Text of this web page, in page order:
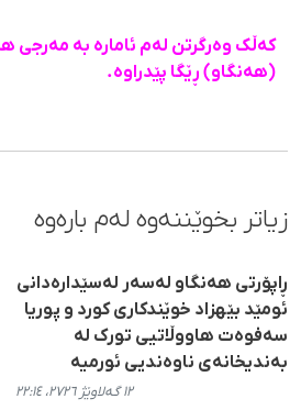
کەڵک وەرگرتن لەم ئامارە بە مەرجی
(هەنگاو) ڕێگا پێدراوە.
زیاتر بخوێننەوە لەم بارەوە
ڕاپۆرتی هەنگاو لەسەر لەسێدارەدانی
ئومێد بێهزاد خوێندکاری کورد و پوریا
سەفوەت هاووڵاتیی تورک لە
بەندیخانەی ناوەندیی ئورمیە
١٢ گەلاوێژ ٢٧٢٦، ٢٢:١٤